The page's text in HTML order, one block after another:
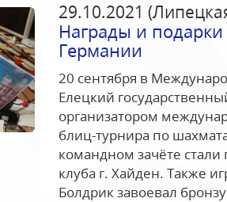
29.10.2021
Награды и
Германии
20 сентября в
Елецкий
организатором
блиц-турнира по
командном зачёте
клуба г. Хайден. Также
Болдрик завоевал